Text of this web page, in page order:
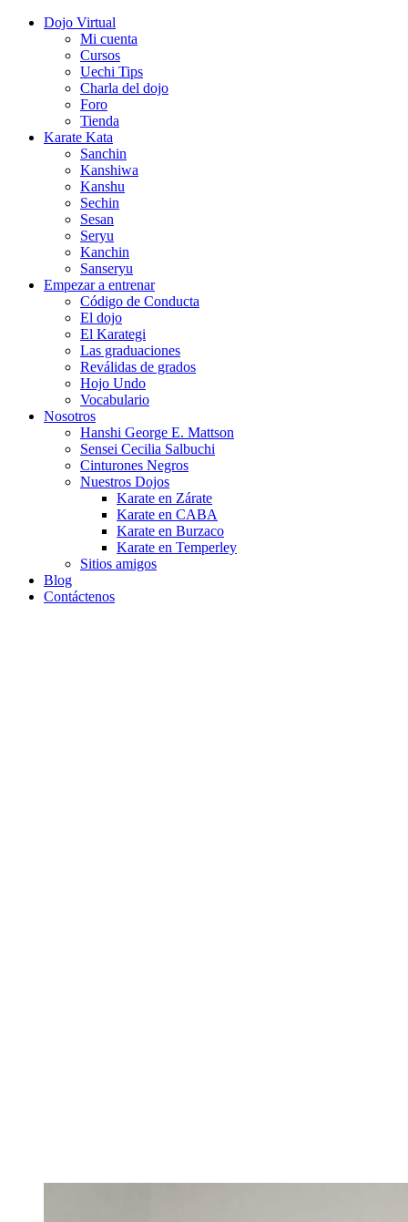
Dojo Virtual
Mi cuenta
Cursos
Uechi Tips
Charla del dojo
Foro
Tienda
Karate Kata
Sanchin
Kanshiwa
Kanshu
Sechin
Sesan
Seryu
Kanchin
Sanseryu
Empezar a entrenar
Código de Conducta
El dojo
El Karategi
Las graduaciones
Reválidas de grados
Hojo Undo
Vocabulario
Nosotros
Hanshi George E. Mattson
Sensei Cecilia Salbuchi
Cinturones Negros
Nuestros Dojos
Karate en Zárate
Karate en CABA
Karate en Burzaco
Karate en Temperley
Sitios amigos
Blog
Contáctenos